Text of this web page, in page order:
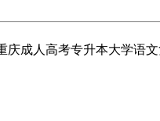
庆成人高考专升本大学语